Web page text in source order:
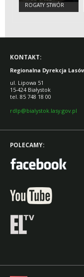
ROGATY STWÓR
KONTAKT:
Regionalna Dyrekcja
ul. Lipowa 51
15-424 Białystok
tel. 85 748 18 00
rdlp@bialystok.lasy.gov.pl
POLECAMY: